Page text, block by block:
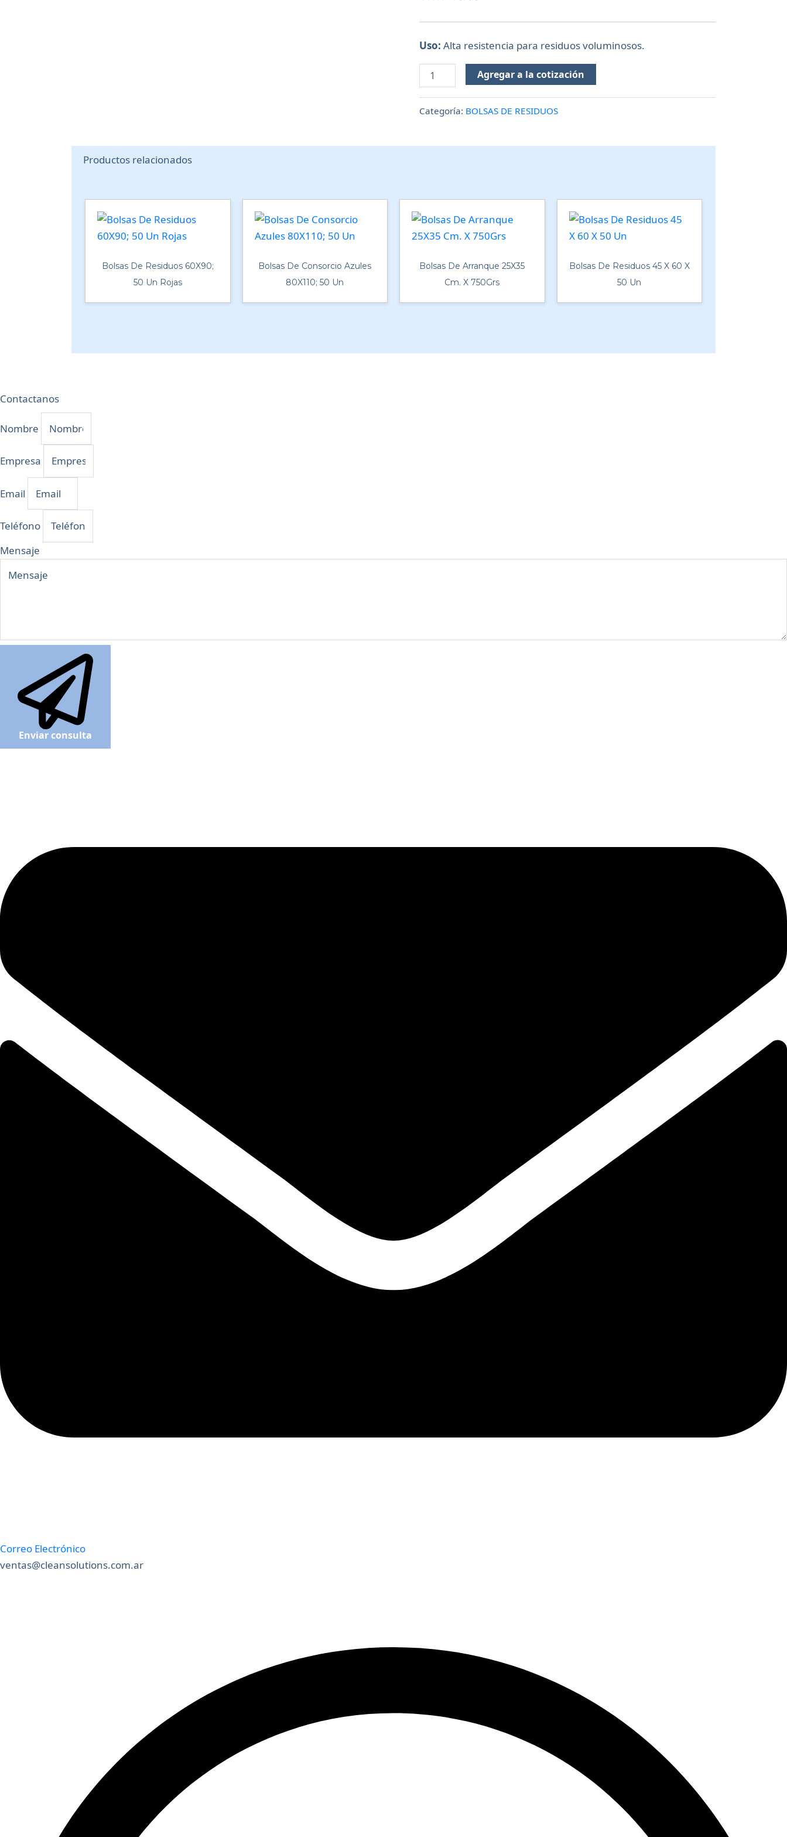
Uso: Alta resistencia para residuos voluminosos.
Agregar a la cotización
Categoría: BOLSAS DE RESIDUOS
Productos relacionados
Bolsas De Residuos 60X90;
50 Un Rojas
Bolsas De Consorcio Azules
80X110; 50 Un
Bolsas De Arranque 25X35
Cm. X 750Grs
Bolsas De Residuos 45 X 60 X
50 Un
Contactanos
Nombre
Empresa
Email
Teléfono
Mensaje
Enviar consulta
Correo Electrónico
ventas@cleansolutions.com.ar